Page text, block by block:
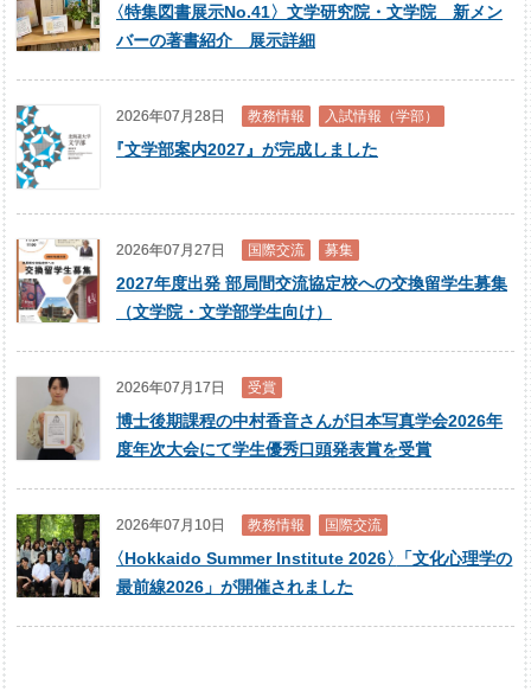
〈特集図書展示No.41〉文学研究院・文学院 新メン
バーの著書紹介 展示詳細
2026年07月28日 教務情報 入試情報（学部）
『文学部案内2027』が完成しました
2026年07月27日 国際交流 募集
2027年度出発 部局間交流協定校への交換留学生募集
（文学院・文学部学生向け）
2026年07月17日 受賞
博士後期課程の中村香音さんが日本写真学会2026年
度年次大会にて学生優秀口頭発表賞を受賞
2026年07月10日 教務情報 国際交流
〈Hokkaido Summer Institute 2026〉
「文化心理学の
最前線2026」が開催されました